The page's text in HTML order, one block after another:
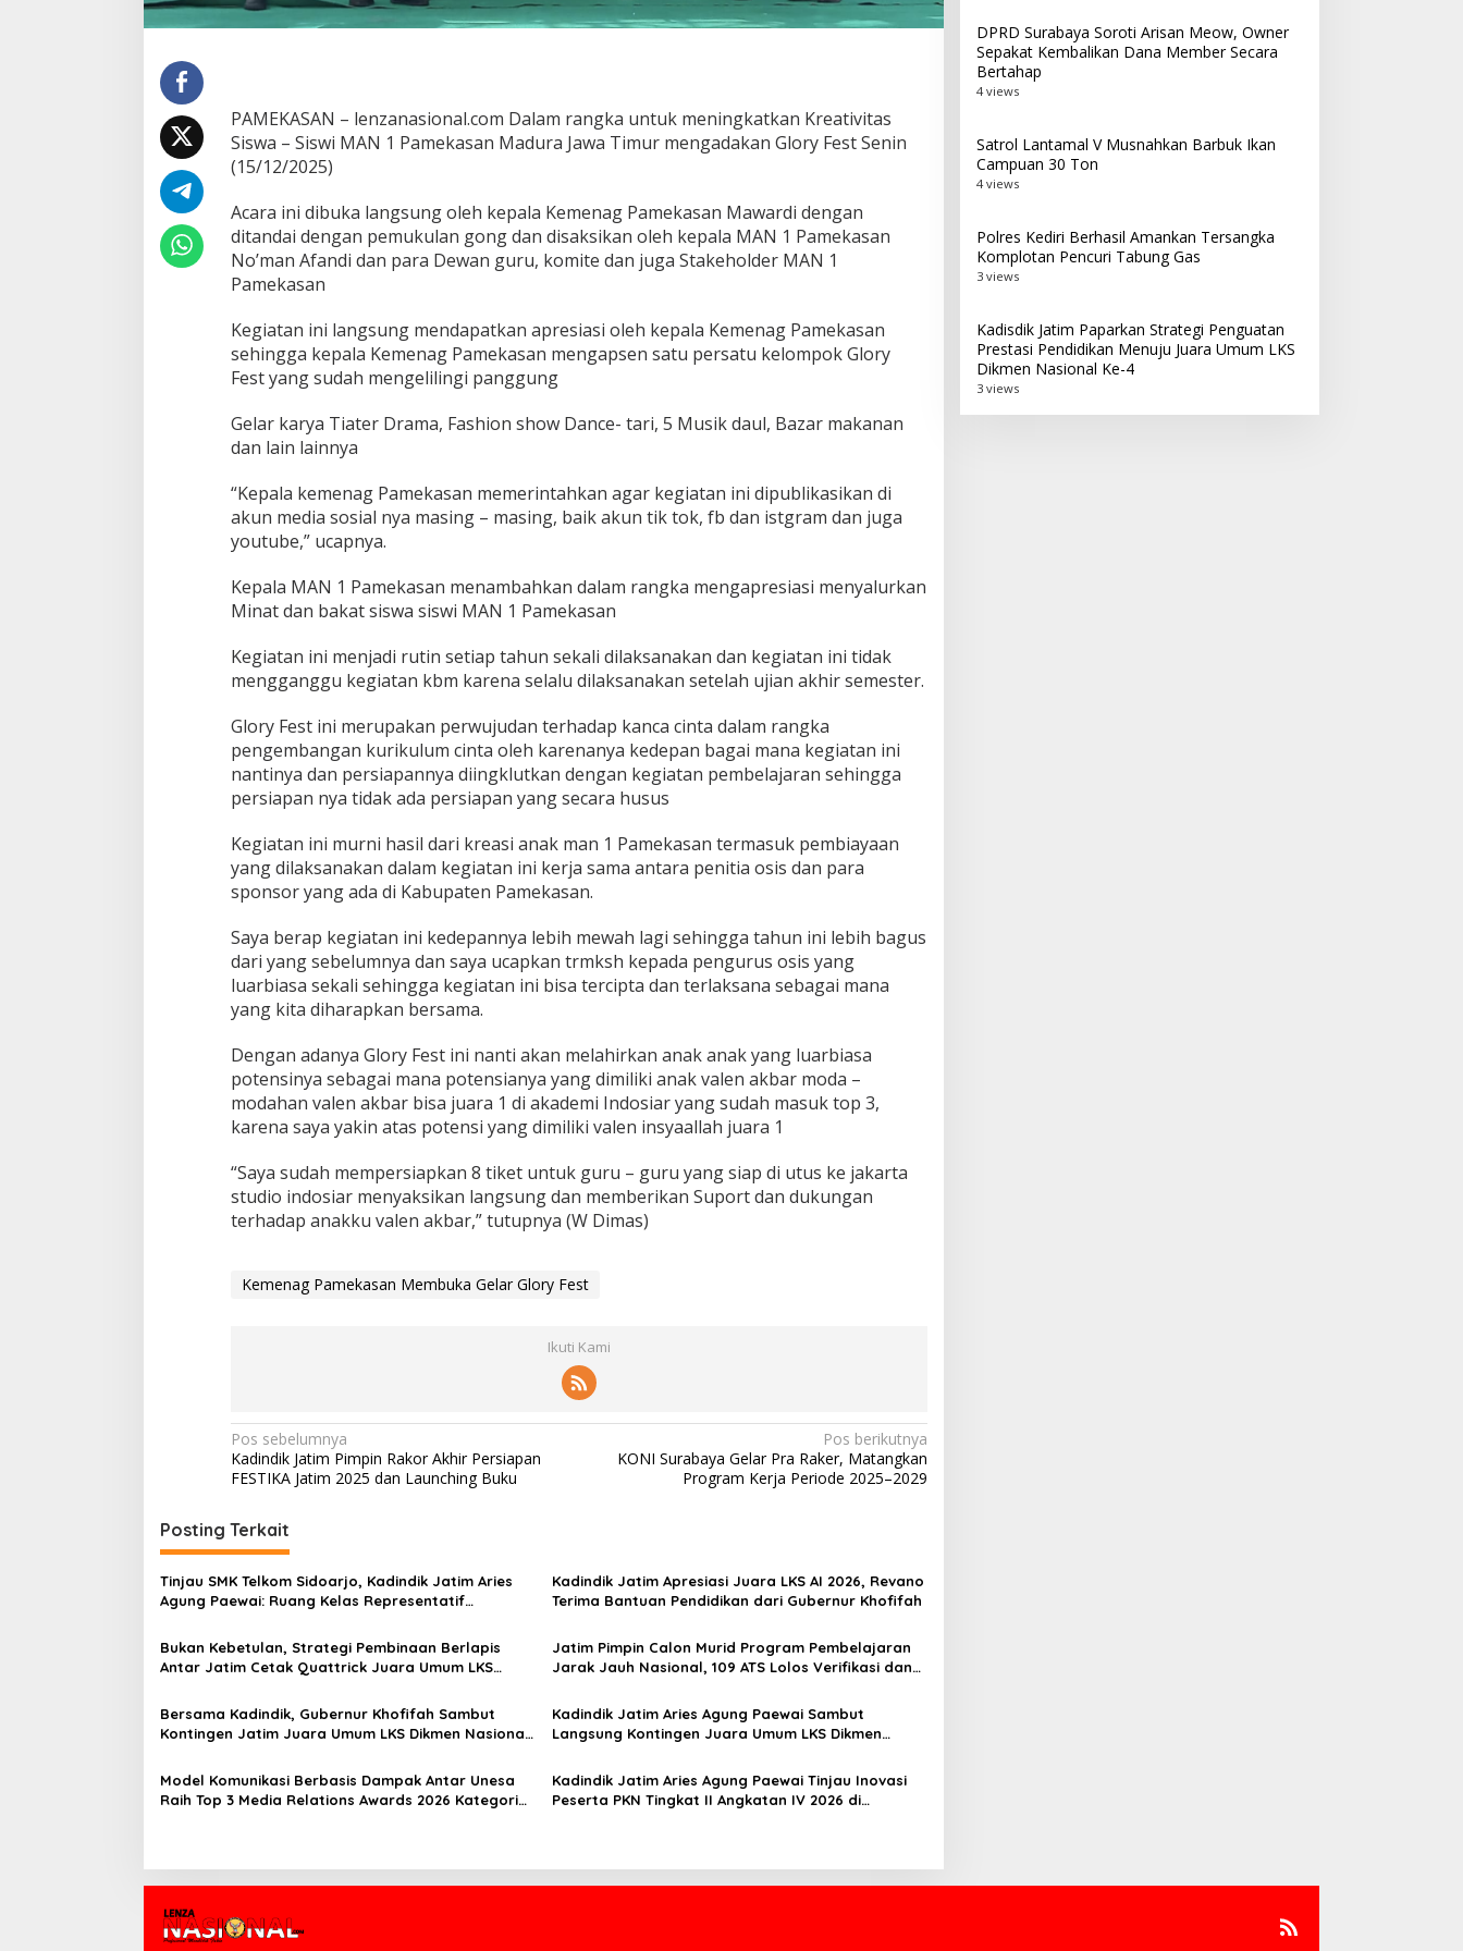
F
e
PAMEKASAN – lenzanasional.com Dalam rangka untuk meningkatkan Kreativitas
Siswa – Siswi MAN 1 Pamekasan Madura Jawa Timur mengadakan Glory Fest Senin
(15/12/2025)
Acara ini dibuka langsung oleh kepala Kemenag Pamekasan Mawardi dengan
ditandai dengan pemukulan gong dan disaksikan oleh kepala MAN 1 Pamekasan
No’man Afandi dan para Dewan guru, komite dan juga Stakeholder MAN 1
Pamekasan
Kegiatan ini langsung mendapatkan apresiasi oleh kepala Kemenag Pamekasan
sehingga kepala Kemenag Pamekasan mengapsen satu persatu kelompok Glory
Fest yang sudah mengelilingi panggung
Gelar karya Tiater Drama, Fashion show Dance- tari, 5 Musik daul, Bazar makanan
dan lain lainnya
“Kepala kemenag Pamekasan memerintahkan agar kegiatan ini dipublikasikan di
akun media sosial nya masing – masing, baik akun tik tok, fb dan istgram dan juga
youtube,” ucapnya.
Kepala MAN 1 Pamekasan menambahkan dalam rangka mengapresiasi menyalurkan
Minat dan bakat siswa siswi MAN 1 Pamekasan
Kegiatan ini menjadi rutin setiap tahun sekali dilaksanakan dan kegiatan ini tidak
mengganggu kegiatan kbm karena selalu dilaksanakan setelah ujian akhir semester.
Glory Fest ini merupakan perwujudan terhadap kanca cinta dalam rangka
pengembangan kurikulum cinta oleh karenanya kedepan bagai mana kegiatan ini
nantinya dan persiapannya diingklutkan dengan kegiatan pembelajaran sehingga
persiapan nya tidak ada persiapan yang secara husus
Kegiatan ini murni hasil dari kreasi anak man 1 Pamekasan termasuk pembiayaan
yang dilaksanakan dalam kegiatan ini kerja sama antara penitia osis dan para
sponsor yang ada di Kabupaten Pamekasan.
Saya berap kegiatan ini kedepannya lebih mewah lagi sehingga tahun ini lebih bagus
dari yang sebelumnya dan saya ucapkan trmksh kepada pengurus osis yang
luarbiasa sekali sehingga kegiatan ini bisa tercipta dan terlaksana sebagai mana
yang kita diharapkan bersama.
Dengan adanya Glory Fest ini nanti akan melahirkan anak anak yang luarbiasa
potensinya sebagai mana potensianya yang dimiliki anak valen akbar moda –
modahan valen akbar bisa juara 1 di akademi Indosiar yang sudah masuk top 3,
karena saya yakin atas potensi yang dimiliki valen insyaallah juara 1
“Saya sudah mempersiapkan 8 tiket untuk guru – guru yang siap di utus ke jakarta
studio indosiar menyaksikan langsung dan memberikan Suport dan dukungan
terhadap anakku valen akbar,” tutupnya (W Dimas)
Kemenag Pamekasan Membuka Gelar Glory Fest
Ikuti Kami
N
a
i
g
a
i
o
s
Pos sebelumnya
Kadindik Jatim Pimpin Rakor Akhir Persiapan
FESTIKA Jatim 2025 dan Launching Buku
Pos berikutnya
KONI Surabaya Gelar Pra Raker, Matangkan
Program Kerja Periode 2025–2029
Posting Terkait
Tinjau SMK Telkom Sidoarjo, Kadindik Jatim Aries
Agung Paewai: Ruang Kelas Representatif
Kadindik Jatim Apresiasi Juara LKS AI 2026, Revano
Terima Bantuan Pendidikan dari Gubernur Khofifah
Bukan Kebetulan, Strategi Pembinaan Berlapis
Antar Jatim Cetak Quattrick Juara Umum LKS
Jatim Pimpin Calon Murid Program Pembelajaran
Jarak Jauh Nasional, 109 ATS Lolos Verifikasi dan
Bersama Kadindik, Gubernur Khofifah Sambut
Kontingen Jatim Juara Umum LKS Dikmen Nasional
Kadindik Jatim Aries Agung Paewai Sambut
Langsung Kontingen Juara Umum LKS Dikmen
Model Komunikasi Berbasis Dampak Antar Unesa
Raih Top 3 Media Relations Awards 2026 Kategori
Kadindik Jatim Aries Agung Paewai Tinjau Inovasi
Peserta PKN Tingkat II Angkatan IV 2026 di
DPRD Surabaya Soroti Arisan Meow, Owner
Sepakat Kembalikan Dana Member Secara
Bertahap
4 views
Satrol Lantamal V Musnahkan Barbuk Ikan
Campuan 30 Ton
4 views
Polres Kediri Berhasil Amankan Tersangka
Komplotan Pencuri Tabung Gas
3 views
Kadisdik Jatim Paparkan Strategi Penguatan
Prestasi Pendidikan Menuju Juara Umum LKS
Dikmen Nasional Ke-4
3 views